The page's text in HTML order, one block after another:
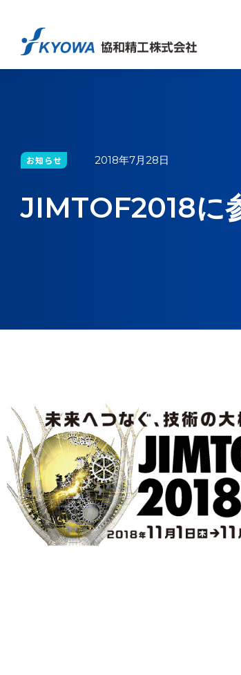
お知らせ 2018年7月28日
JIMTOF2018に